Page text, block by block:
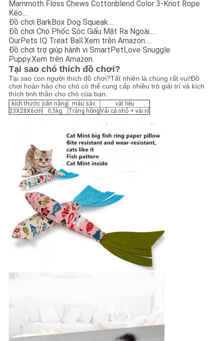
Mammoth Floss Chews Cottonblend Color 3-Knot Rope
Kéo....
Đồ chơi BarkBox Dog Squeak....
Đồ chơi Chó Phốc Sóc Giấu Mặt Ra Ngoài....
OurPets IQ Treat Ball.Xem trên Amazon....
Đồ chơi trợ giúp hành vi SmartPetLove Snuggle
Puppy.Xem trên Amazon.
Tại sao chó thích đồ chơi?
Tại sao con người thích đồ chơi?Tất nhiên là chúng rất vui!Đồ
chơi hoàn hảo cho chó có thể cung cấp nhiều trò giải trí và kích
thích tinh thần cho chó của bạn.
kích thước cân nặng màu sắc
vật liệu
23X28X6cm
0,5kg Trắng hồngVải cá nhỏ + vải nỉ